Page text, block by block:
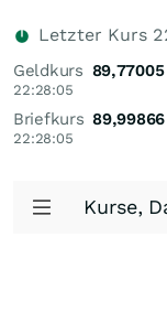
Letzter Kurs
Geldkurs
22:28:05
89,77005
Briefkurs
22:28:05
89,99866
Kurse,